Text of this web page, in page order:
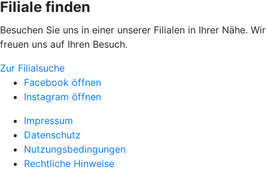
Filiale finden
Besuchen Sie uns in einer unserer Filialen in Ihrer Nähe. Wir
freuen uns auf Ihren Besuch.
Zur Filialsuche
Facebook öffnen
Instagram öffnen
Impressum
Datenschutz
Nutzungsbedingungen
Rechtliche Hinweise